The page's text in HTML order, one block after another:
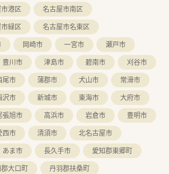
港区
名古屋市南区
緑区
名古屋市名東区
岡崎市 一宮市
瀬戸市
豊川市 津島市 碧南市
刈谷市
尾市 蒲郡市 犬山市
常滑市
沢市 新城市 東海市
大府市
張旭市 高浜市 岩倉市
豊明市
西市 清須市
北名古屋市
あま市 長久手市
愛知郡東郷町
大口町
丹羽郡扶桑町